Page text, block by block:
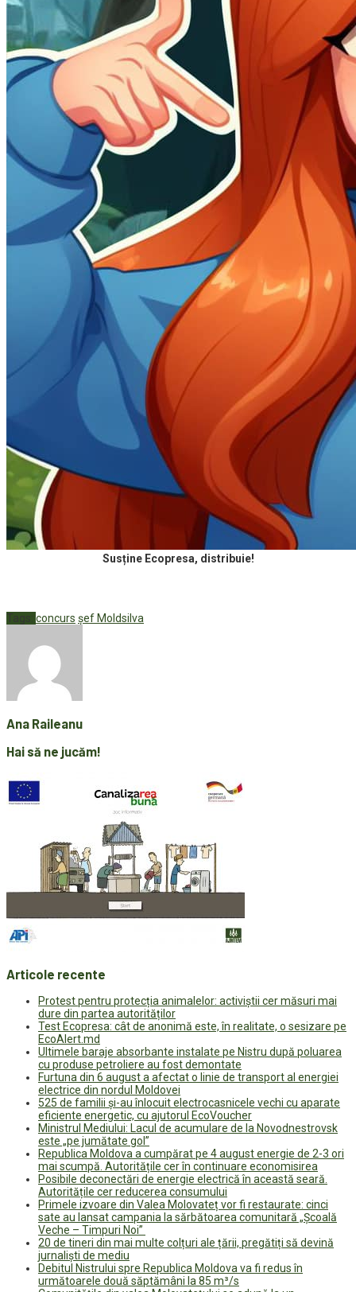
Susține Ecopresa, distribuie!
Tags: concurs șef Moldsilva
Ana Raileanu
Hai să ne jucăm!
Articole recente
Protest pentru protecția animalelor: activiștii cer măsuri mai
dure din partea autorităților
Test Ecopresa: cât de anonimă este, în realitate, o sesizare pe
EcoAlert.md
Ultimele baraje absorbante instalate pe Nistru după poluarea
cu produse petroliere au fost demontate
Furtuna din 6 august a afectat o linie de transport al energiei
electrice din nordul Moldovei
525 de familii și-au înlocuit electrocasnicele vechi cu aparate
eficiente energetic, cu ajutorul EcoVoucher
Ministrul Mediului: Lacul de acumulare de la Novodnestrovsk
este „pe jumătate gol”
Republica Moldova a cumpărat pe 4 august energie de 2-3 ori
mai scumpă. Autoritățile cer în continuare economisirea
Posibile deconectări de energie electrică în această seară.
Autoritățile cer reducerea consumului
Primele izvoare din Valea Molovateț vor fi restaurate: cinci
sate au lansat campania la sărbătoarea comunitară „Școală
Veche – Timpuri Noi”
20 de tineri din mai multe colțuri ale țării, pregătiți să devină
jurnaliști de mediu
Debitul Nistrului spre Republica Moldova va fi redus în
următoarele două săptămâni la 85 m³/s